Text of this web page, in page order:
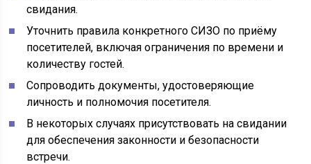
свидания.
Уточнить правила конкретного СИЗО по приёму
посетителей, включая ограничения по времени и
количеству гостей.
Сопроводить документы, удостоверяющие
личность и полномочия посетителя.
В некоторых случаях присутствовать на свидании
для обеспечения законности и безопасности
встречи.